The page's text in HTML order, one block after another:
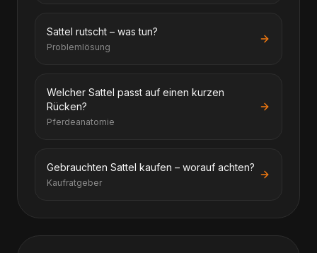
Sattel rutscht – was tun?
Problemlösung
Welcher Sattel passt auf einen kurzen
Rücken?
Pferdeanatomie
Gebrauchten Sattel kaufen – worauf achten?
Kaufratgeber